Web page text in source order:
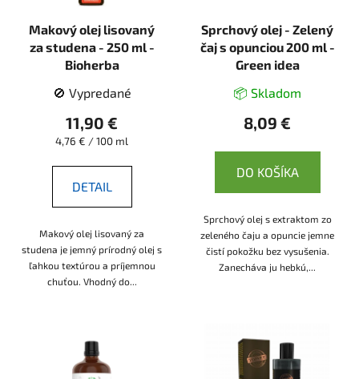
Makový olej lisovaný
za studena - 250 ml -
Bioherba
🚫 Vypredané
11,90 €
Jednotková
4,76 € / 100 ml
DETAIL
Makový olej lisovaný za
studena je jemný prírodný olej s
ľahkou textúrou a príjemnou
chuťou. Vhodný do...
Sprchový olej - Zelený
čaj s opunciou 200 ml -
Green idea
📦 Skladom
8,09 €
DO KOŠÍKA
Sprchový olej s extraktom zo
zeleného čaju a opuncie jemne
čistí pokožku bez vysušenia.
Zanecháva ju hebkú,...